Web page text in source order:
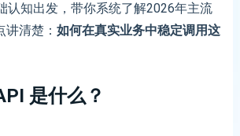
认知出发，带你系统了解2026年主流
清楚： 如何在真实业务中稳定调用这
是什么？